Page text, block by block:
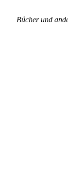
Bücher und